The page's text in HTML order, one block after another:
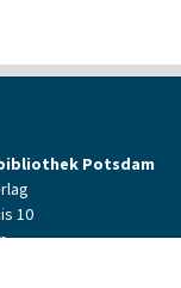
Potsdam
10